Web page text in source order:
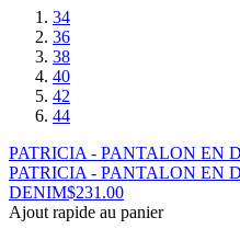
34
36
38
40
42
44
PATRICIA - PANTALON EN
PATRICIA - PANTALON EN
DENIM$231.00
Ajout rapide au panier